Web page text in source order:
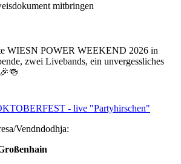
mitbringen
WIESN POWER WEEKEND 2026 in
zwei Livebands, ein unvergessliches
Vendndodhja: